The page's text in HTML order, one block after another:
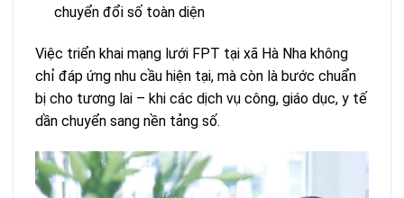
chuyển đổi số toàn diện
Việc triển khai mạng lưới FPT tại xã Hà Nha không
chỉ đáp ứng nhu cầu hiện tại, mà còn là bước chuẩn
bị cho tương lai – khi các dịch vụ công, giáo dục, y tế
dần chuyển sang nền tảng số.